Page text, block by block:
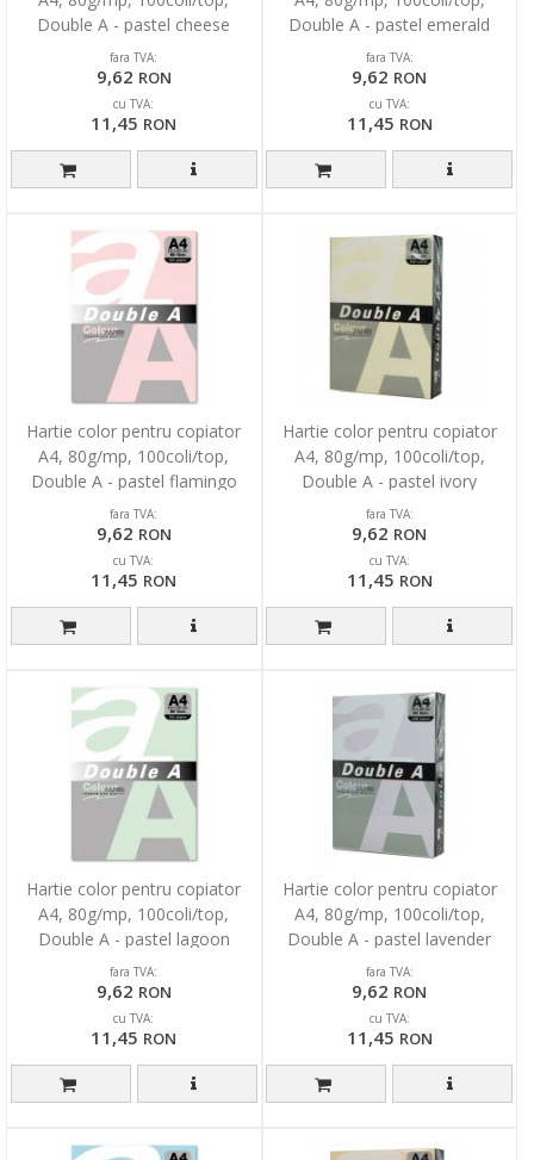
Double A - pastel cheese
fara TVA:
9,62 RON
cu TVA:
11,45 RON
Double A - pastel emerald
fara TVA:
9,62 RON
cu TVA:
11,45 RON
Hartie color pentru copiator
A4, 80g/mp, 100coli/top,
Double A - pastel flamingo
fara TVA:
9,62 RON
cu TVA:
11,45 RON
Hartie color pentru copiator
A4, 80g/mp, 100coli/top,
Double A - pastel ivory
fara TVA:
9,62 RON
cu TVA:
11,45 RON
Hartie color pentru copiator
A4, 80g/mp, 100coli/top,
Double A - pastel lagoon
fara TVA:
9,62 RON
cu TVA:
11,45 RON
Hartie color pentru copiator
A4, 80g/mp, 100coli/top,
Double A - pastel lavender
fara TVA:
9,62 RON
cu TVA:
11,45 RON